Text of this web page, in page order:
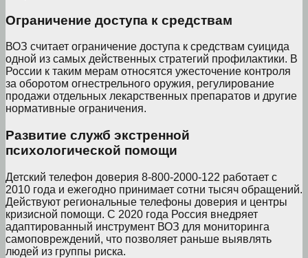
Ограничение доступа к средствам
ВОЗ считает ограничение доступа к средствам суицида
одной из самых действенных стратегий профилактики. В
России к таким мерам относятся ужесточение контроля
за оборотом огнестрельного оружия, регулирование
продажи отдельных лекарственных препаратов и другие
нормативные ограничения.
Развитие служб экстренной
психологической помощи
Детский телефон доверия 8-800-2000-122 работает с
2010 года и ежегодно принимает сотни тысяч обращений.
Действуют региональные телефоны доверия и центры
кризисной помощи. С 2020 года Россия внедряет
адаптированный инструмент ВОЗ для мониторинга
самоповреждений, что позволяет раньше выявлять
людей из группы риска.